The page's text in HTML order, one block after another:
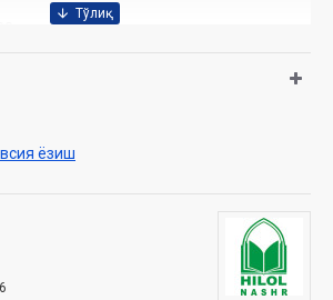
изданию
нынешние разногласия
ёзиш